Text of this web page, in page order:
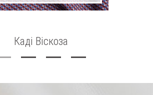
Каді Віскоза